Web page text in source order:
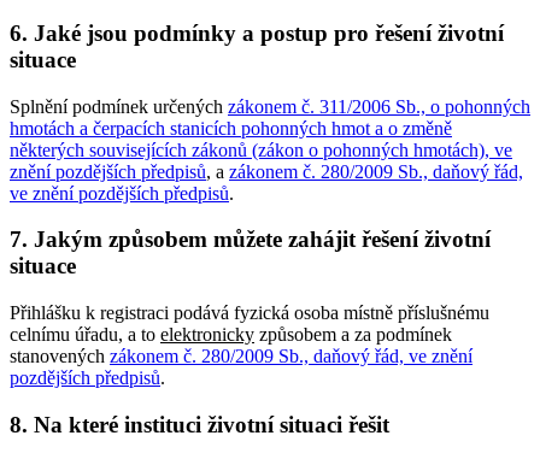
6. Jaké jsou podmínky a postup pro řešení životní
situace
Splnění podmínek určených zákonem č. 311/2006 Sb., o pohonných
hmotách a čerpacích stanicích pohonných hmot a o změně
některých souvisejících zákonů (zákon o pohonných hmotách), ve
znění pozdějších předpisů, a zákonem č. 280/2009 Sb., daňový řád,
ve znění pozdějších předpisů.
7. Jakým způsobem můžete zahájit řešení životní
situace
Přihlášku k registraci podává fyzická osoba místně příslušnému
celnímu úřadu, a to elektronicky způsobem a za podmínek
stanovených zákonem č. 280/2009 Sb., daňový řád, ve znění
pozdějších předpisů.
8. Na které instituci životní situaci řešit